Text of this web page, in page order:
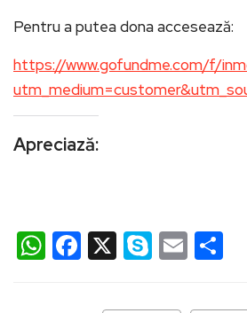
Pentru a putea dona accesează:
https://www.gofundme.com/f/
Apreciază:
WhatsApp
Facebook
X Skype
Email